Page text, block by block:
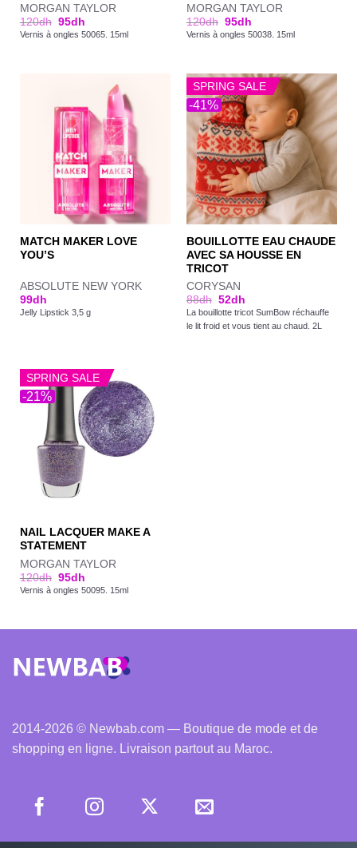
MORGAN TAYLOR
120dh 95dh
Vernis à ongles 50065. 15ml
MORGAN TAYLOR
120dh 95dh
Vernis à ongles 50038. 15ml
MATCH MAKER LOVE
YOU’S
ABSOLUTE NEW YORK
99dh
Jelly Lipstick 3,5 g
-41%
SPRING SALE
BOUILLOTTE EAU CHAUDE
AVEC SA HOUSSE EN
TRICOT
CORYSAN
88dh 52dh
La bouillotte tricot SumBow réchauffe
le lit froid et vous tient au chaud. 2L
-21%
SPRING SALE
NAIL LACQUER MAKE A
STATEMENT
MORGAN TAYLOR
120dh 95dh
Vernis à ongles 50095. 15ml
2014-2026 © Newbab.com — Boutique de mode et de
shopping en ligne. Livraison partout au Maroc.